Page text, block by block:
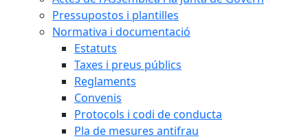
Pressupostos i plantilles
Normativa i documentació
Estatuts
Taxes i preus públics
Reglaments
Convenis
Protocols i codi de conducta
Pla de mesures antifrau